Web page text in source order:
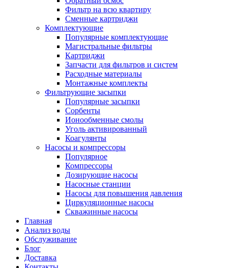
Фильтр на всю квартиру
Сменные картриджи
Комплектующие
Популярные комплектующие
Магистральные фильтры
Картриджи
Запчасти для фильтров и систем
Расходные материалы
Монтажные комплекты
Фильтрующие засыпки
Популярные засыпки
Сорбенты
Ионообменные смолы
Уголь активированный
Коагулянты
Насосы и компрессоры
Популярное
Компрессоры
Дозирующие насосы
Насосные станции
Насосы для повышения давления
Циркуляционные насосы
Скважинные насосы
Главная
Анализ воды
Обслуживание
Блог
Доставка